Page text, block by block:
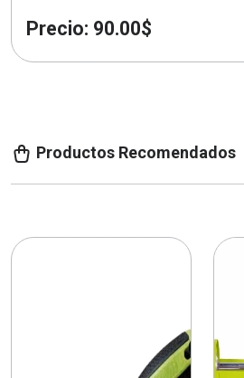
Precio: 90.00$
Productos Recomendados